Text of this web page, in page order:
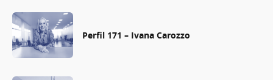
Perfil 171 – Ivana Carozzo